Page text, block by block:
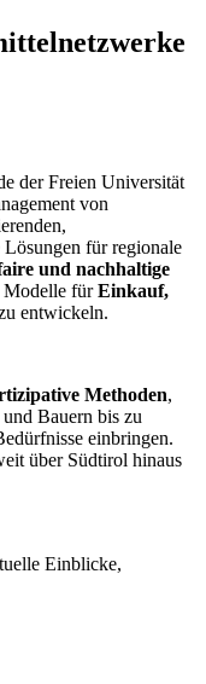
der Freien Universität
von
für regionale
und nachhaltige
Modelle fürEinkauf,
entwickeln.
Methoden,
Bauern bis zu
einbringen.
über Südtirol hinaus
Einblicke,